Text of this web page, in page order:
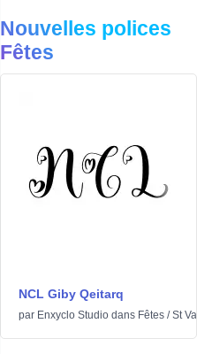
Nouvelles polices
Fêtes
NCL Giby Qeitarq
par Enxyclo Studio dans Fêtes /St